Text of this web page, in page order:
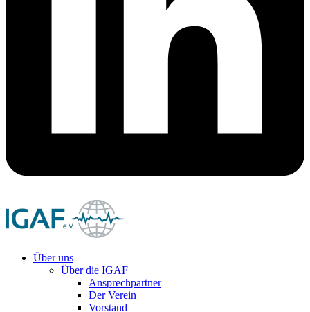
Über uns
Über die IGAF
Ansprechpartner
Der Verein
Vorstand